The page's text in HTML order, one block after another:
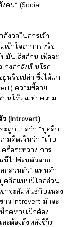
คม” (Social
งวลในการเข้า
ข้าใจอาการหรือ
มันเสียก่อน เพื่อจะ
องกำลังเป็นโรค
ยู่หรือเปล่า ซึ่งได้แก่
ความขี้อาย
ชวนให้คุณทำความ
(Introvert)
มคิดเห็นว่า “เก็บ
รือระหว่าง การ
นีไปซ่อนตัวจาก
ลกส่วนตัว” แทนคำ
คลิกแบบมีโลกส่วน
าจะสัมพันธ์กับแหล่ง
าว Introvert มักจะ
อดหายเมื่อต้อง
ะต้องดึงพลังชีวิต